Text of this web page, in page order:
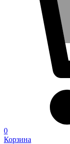
0
Корзина